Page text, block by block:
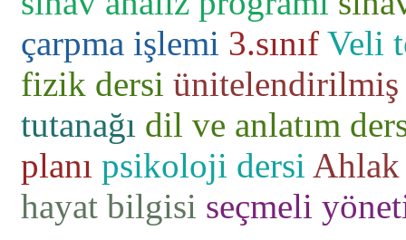
çarpma işlemi 3.sınıf Veli
fizik dersi ünitelendirilmiş
tutanağı dil ve anlatım
planı psikoloji dersi Ahlak
hayat bilgisi seçmeli